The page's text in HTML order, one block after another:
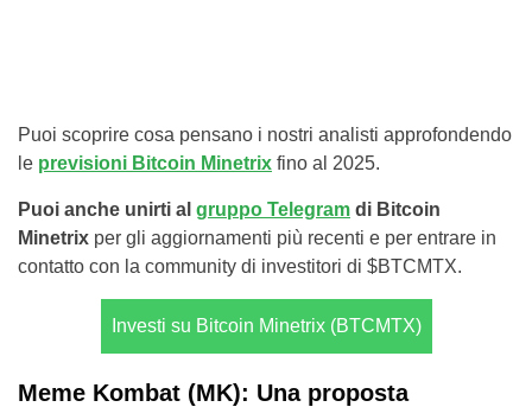
Puoi scoprire cosa pensano i nostri analisti approfondendo
le previsioni Bitcoin Minetrix fino al 2025.
Puoi anche unirti al gruppo Telegram di Bitcoin
Minetrix per gli aggiornamenti più recenti e per entrare in
contatto con la community di investitori di $BTCMTX.
Investi su Bitcoin Minetrix (BTCMTX)
Meme Kombat (MK): Una proposta